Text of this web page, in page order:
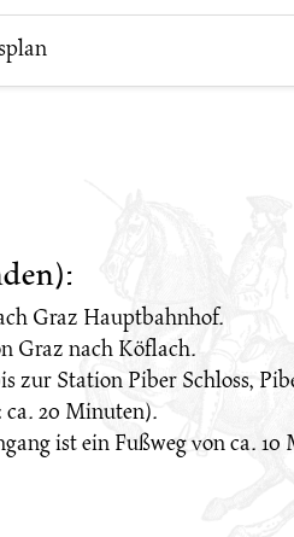
Graz Hauptbahnhof.
Graz nach Köflach.
zur Station Piber Schloss,
ca. 20 Minuten).
ist ein Fußweg von ca. 10